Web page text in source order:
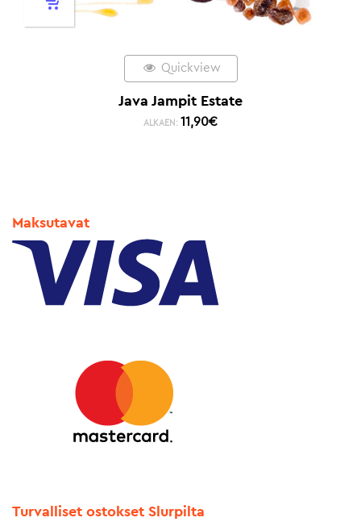
Quickview
Java Jampit Estate
ALKAEN: 11,90€
Maksutavat
Turvalliset ostokset Slurpilta